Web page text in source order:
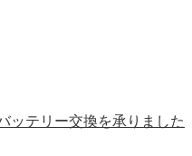
ッテリー交換を承りました